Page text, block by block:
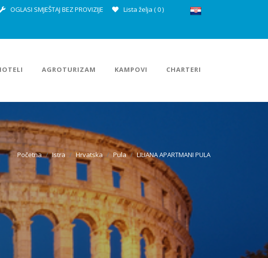
OGLASI SMJEŠTAJ BEZ PROVIZIJE Lista želja (0)
AGROTURIZAM KAMPOVI CHARTERI
Početna Istra Hrvatska Pula LILIANA APARTMANI PULA